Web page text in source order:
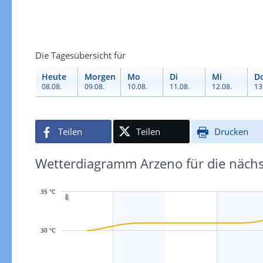
Die Tagesübersicht für
Heute
08.08.
Morgen
09.08.
Mo
10.08.
Di
11.08.
Mi
12.08.
Teilen Teilen Drucken
Wetterdiagramm Arzeno für die

35 °C
30 °C